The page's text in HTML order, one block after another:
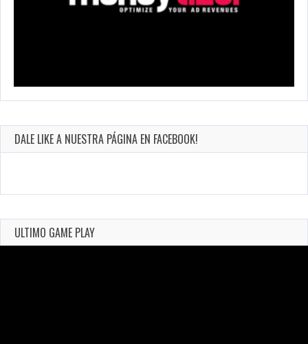
DALE LIKE A NUESTRA PÁGINA EN FACEBOOK!
ULTIMO GAME PLAY